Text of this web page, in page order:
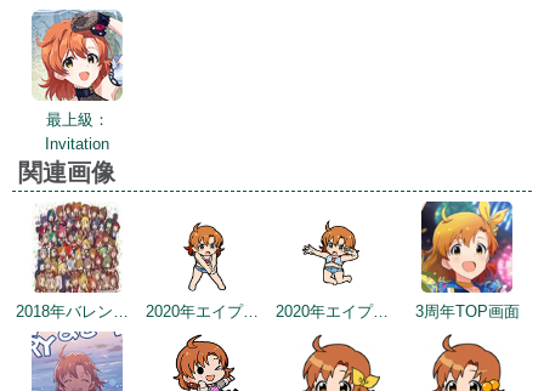
最上級：
Invitation
関連画像
2018年バレンタインデー公式ツイート 2020年エイプリルフールネタ 2020年エイプリルフールネタ 3周年TOP画面